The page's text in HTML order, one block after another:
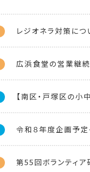
レジオネラ対策につ
広浜食堂の営業継
【南区・戸塚区の
令和８年度企画予定
第55回ボランティ